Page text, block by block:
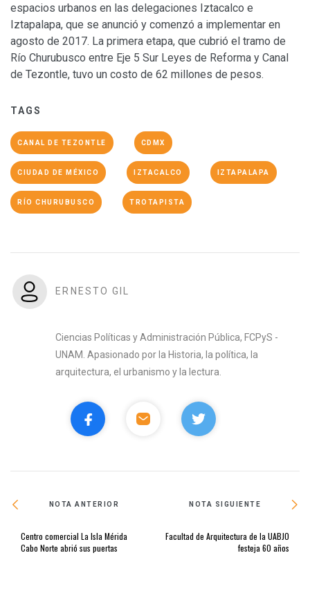
espacios urbanos en las delegaciones Iztacalco e
Iztapalapa, que se anunció y comenzó a implementar en
agosto de 2017. La primera etapa, que cubrió el tramo de
Río Churubusco entre Eje 5 Sur Leyes de Reforma y Canal
de Tezontle, tuvo un costo de 62 millones de pesos.
TAGS
CANAL DE TEZONTLE CDMX
CIUDAD DE MÉXICO IZTACALCO IZTAPALAPA
RÍO CHURUBUSCO TROTAPISTA
ERNESTO GIL
Ciencias Políticas y Administración Pública, FCPyS -
UNAM. Apasionado por la Historia, la política, la
arquitectura, el urbanismo y la lectura.
NOTA ANTERIOR
Centro comercial La Isla Mérida
Cabo Norte abrió sus puertas
NOTA SIGUIENTE
Facultad de Arquitectura de la UABJO
festeja 60 años